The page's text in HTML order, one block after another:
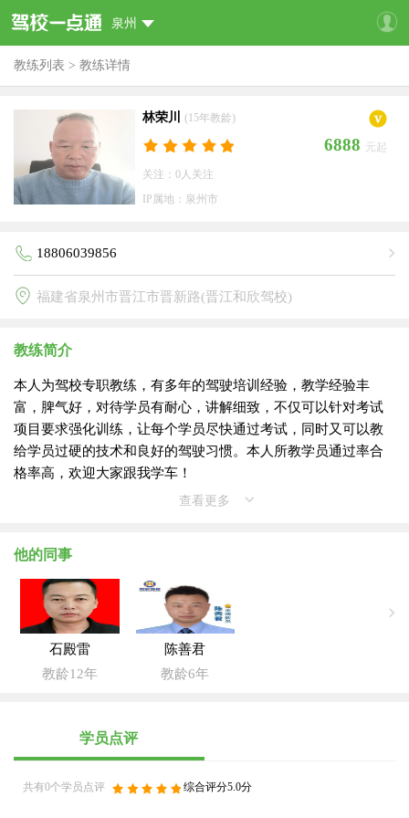
泉州
教练列表 > 教练详情
林荣川 (15年教龄)
6888 元起
关注：0人关注
IP属地：泉州市
18806039856
福建省泉州市晋江市晋新路(晋江和欣驾校)
教练简介
本人为驾校专职教练，有多年的驾驶培训经验，教学经验丰
富，脾气好，对待学员有耐心，讲解细致，不仅可以针对考试
项目要求强化训练，让每个学员尽快通过考试，同时又可以教
给学员过硬的技术和良好的驾驶习惯。本人所教学员通过率合
格率高，欢迎大家跟我学车！
查看更多
他的同事
石殿雷
教龄12年
陈善君
教龄6年
学员点评
共有0个学员点评 综合评分5.0分